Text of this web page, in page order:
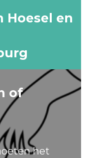
Hoesel en
of
het